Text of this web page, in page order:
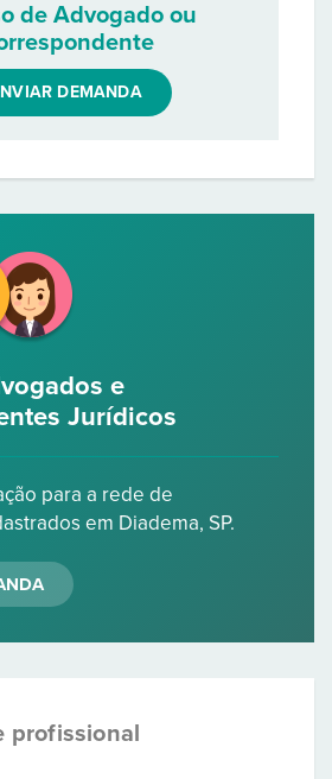
de Advogado ou
DEMANDA
e
Jurídicos
para a rede de
em Diadema, SP.
profissional